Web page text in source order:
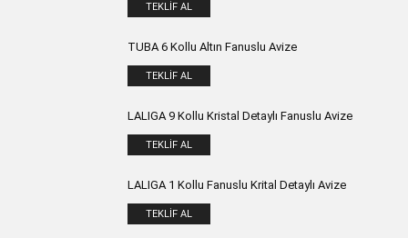
TEKLIF AL
TUBA 6 Kollu Altın Fanuslu Avize
TEKLIF AL
LALIGA 9 Kollu Kristal Detaylı Fanuslu Avize
TEKLIF AL
LALIGA 1 Kollu Fanuslu Krital Detaylı Avize
TEKLIF AL